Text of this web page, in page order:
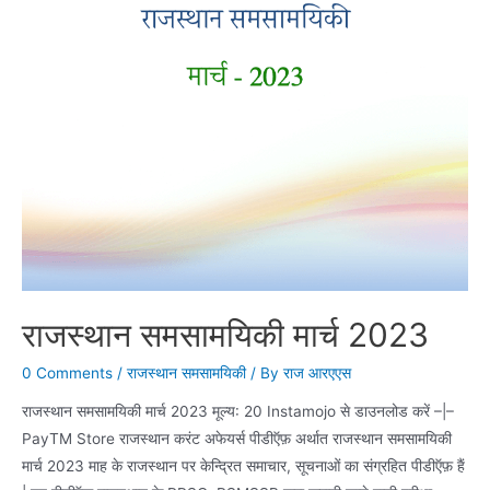
राजस्थान समसामयिकी मार्च 2023
0 Comments / राजस्थान समसामयिकी/ By राज आरएएस
राजस्थान समसामयिकी मार्च 2023 मूल्य: 20 Instamojo से डाउनलोड करें –|–
PayTM Store राजस्थान करंट अफेयर्स पीडीऍफ़ अर्थात राजस्थान समसामयिकी
मार्च 2023 माह के राजस्थान पर केन्द्रित समाचार, सूचनाओं का संग्रहित पीडीऍफ़ हैं